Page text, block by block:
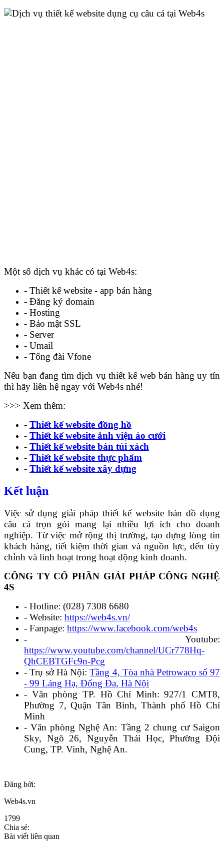
Một số dịch vụ khác có tại Web4s:
- Thiết kế website - app bán hàng
- Đăng ký domain
- Hosting
- Bảo mật SSL
- Server
- Umail
- Tổng đài Vfone
Nếu bạn đang tìm dịch vụ thiết kế web bán hàng uy tín
thì hãy liên hệ ngay với Web4s nhé!
>>> Xem thêm:
- Thiết kế website đồng hồ
- Thiết kế website ảnh viện áo cưới
- Thiết kế website bán túi xách
- Thiết kế website thực phẩm
- Thiết kế website xây dựng
Kết luận
Việc sử dụng giải pháp thiết kế website bán đồ dụng
câu cá trọn gói mang lại nhiều lợi ích cho doanh
nghiệp. Từ việc mở rộng thị trường, tạo dựng lòng tin
khách hàng, tiết kiệm thời gian và nguồn lực, đến tùy
chỉnh và linh hoạt trong hoạt động kinh doanh.
CÔNG TY CỔ PHẦN GIẢI PHÁP CÔNG NGHỆ
4S
- Hotline: (028) 7308 6680
- Website: https://web4s.vn/
- Fanpage: https://www.facebook.com/web4s
- Youtube:
https://www.youtube.com/channel/UCr778Hq-
QhCEBTGFc9n-Pcg
- Trụ sở Hà Nội:Tầng 4, Tòa nhà Petrowaco số 97
- 99 Láng Hạ, Đống Đa, Hà Nội
- Văn phòng TP. Hồ Chí Minh: 927/1 CMT8,
Phường 7, Quận Tân Bình, Thành phố Hồ Chí
Minh
- Văn phòng Nghệ An: Tầng 2 chung cư Saigon
Sky, Ngõ 26, Nguyễn Thái Học, Phường Đội
Cung, TP. Vinh, Nghệ An.
Đăng bởi:
Web4s.vn
1799
Chia sẻ:
Bài viết liên quan